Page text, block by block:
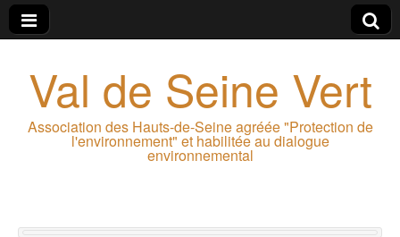
Val de Seine Vert
Association des Hauts-de-Seine agréée "Protection de
l'environnement" et habilitée au dialogue
environnemental